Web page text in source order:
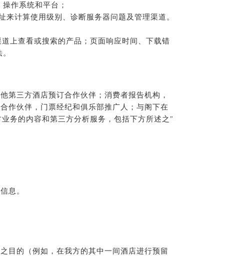
作系统和平台；
计算使用级别、诊断服务器问题及管理渠道。
上查看或搜索的产品；页面响应时间、下载错
第三方酒店预订合作伙伴；消费者报告机构，
作伙伴，门票经纪和俱乐部推广人；与阁下在
务的内容和第三方分析服务，包括下方所述之”
息。
目的（例如，在我方的其中一间酒店进行预留